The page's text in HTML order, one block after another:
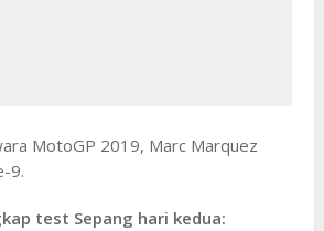
MotoGP 2019, Marc Marquez
9.
test Sepang hari kedua: